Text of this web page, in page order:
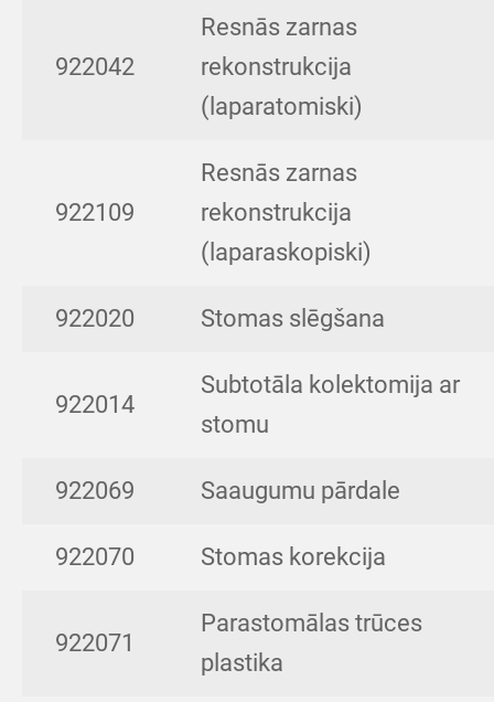
922042
Resnās zarnas
rekonstrukcija
(laparatomiski)
922109
Resnās zarnas
rekonstrukcija
(laparaskopiski)
922020 Stomas slēgšana
922014
Subtotāla kolektomija ar
stomu
922069 Saaugumu pārdale
922070 Stomas korekcija
922071
Parastomālas trūces
plastika